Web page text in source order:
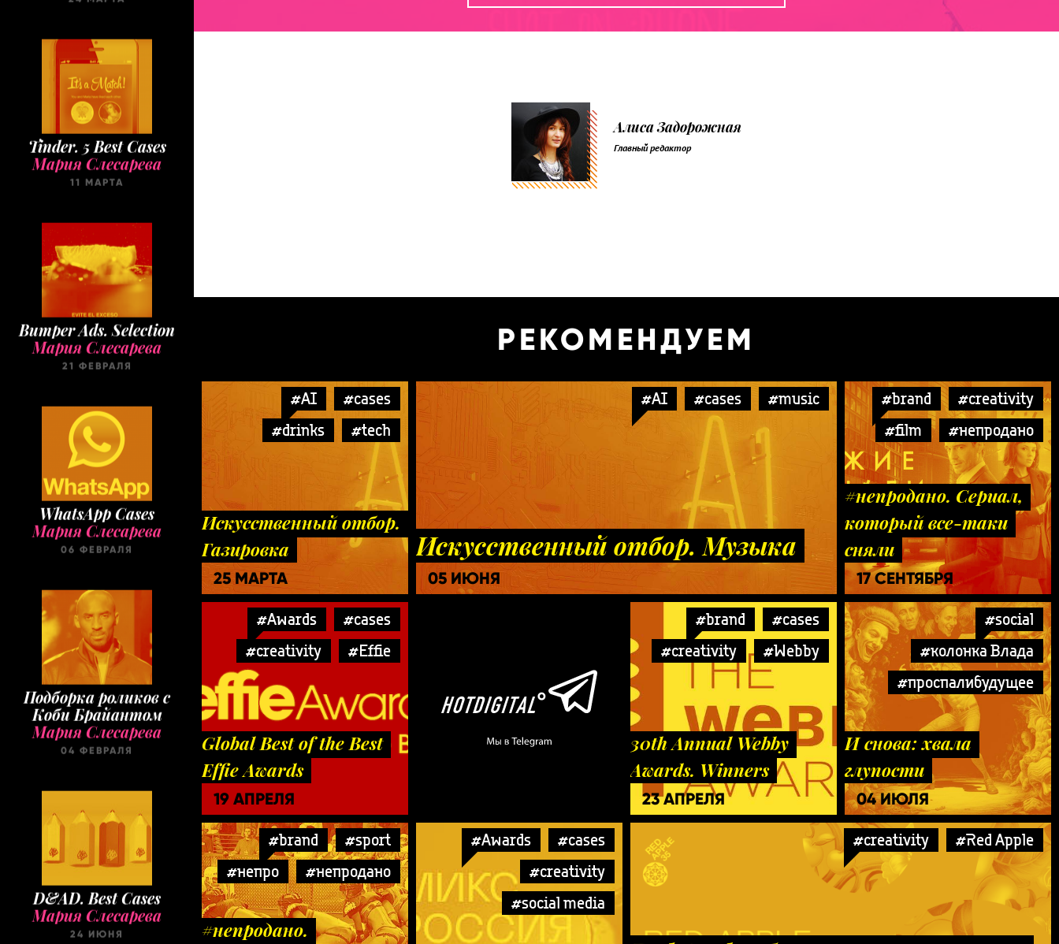
Tinder. 5 Best Cases
Мария Слесарева
11 МАРТА
Bumper Ads. Selection
Мария Слесарева
21 ФЕВРАЛЯ
WhatsApp Cases
Мария Слесарева
06 ФЕВРАЛЯ
Подборка роликов с
Коби Брайантом
Мария Слесарева
04 ФЕВРАЛЯ
Мария Слесарева
24 ИЮНЯ
Алиса Задорожная
Главный редактор
РЕКОМЕНДУЕМ
#AI
#cases
#drinks
#tech
Искусственный отбор.
Газировка
25 МАРТА
#AI #cases #music
Искусственный отбор. Музыка
05 ИЮНЯ
#brand
#creativity
#film
#непродано
#непродано. Сериал,
который все-таки
сняли
17 СЕНТЯБРЯ
#Awards
#cases
#creativity
#Effie
Global Best of the Best
Effie Awards
19 АПРЕЛЯ
#brand
#cases
#creativity
#Webby
30th Annual Webby
Awards. Winners
23 АПРЕЛЯ
#social
#колонка Влада
#проспалибудущее
И снова: хвала
глупости
04 ИЮЛЯ
#brand
#sport
#непро
#непродано
#непродано.
#Awards
#cases
#creativity
#social media
#creativity #Red Apple